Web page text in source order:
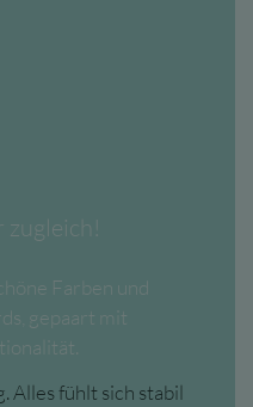
Farben und
gepaart mit
Alles fühlt sich stabil